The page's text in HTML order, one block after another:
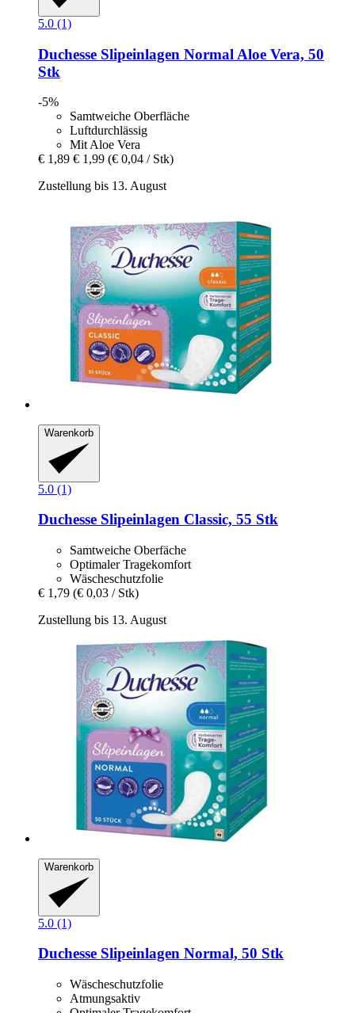
5.0 (1)
Duchesse Slipeinlagen Normal Aloe Vera, 50
Stk
-5%
Samtweiche Oberfläche
Luftdurchlässig
Mit Aloe Vera
€ 1,89 € 1,99 (€ 0,04 / Stk)
Zustellung bis 13. August
Warenkorb
5.0 (1)
Duchesse Slipeinlagen Classic, 55 Stk
Samtweiche Oberfäche
Optimaler Tragekomfort
Wäscheschutzfolie
€ 1,79 (€ 0,03 / Stk)
Zustellung bis 13. August
Warenkorb
5.0 (1)
Duchesse Slipeinlagen Normal, 50 Stk
Wäscheschutzfolie
Atmungsaktiv